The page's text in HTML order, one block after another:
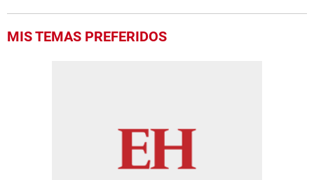
MIS TEMAS PREFERIDOS